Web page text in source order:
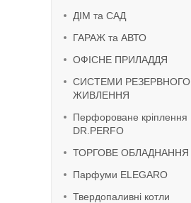
ДІМ та САД
ГАРАЖ та АВТО
ОФІСНЕ ПРИЛАДДЯ
СИСТЕМИ РЕЗЕРВНОГО
ЖИВЛЕННЯ
Перфороване кріплення
DR.PERFO
ТОРГОВЕ ОБЛАДНАННЯ
Парфуми ELEGARO
Твердопаливні котли